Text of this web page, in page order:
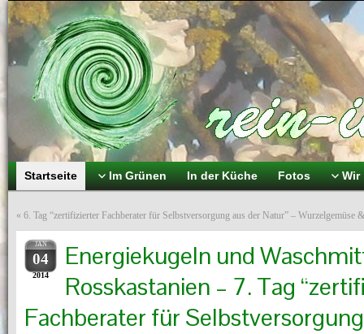
Startseite Im Grünen In der Küche Fotos Wir
« 6. Tag “zertifizierter Fachberater für Selbstversorgung aus der Natur” – Wurzelgemüse
JAN
04
2014
Energiekugeln und
Rosskastanien – 7. Tag
Fachberater für